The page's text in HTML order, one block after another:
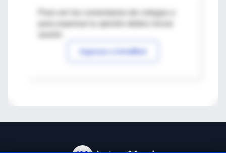
Para ver los comentarios de colegas o
Ingresar a IntraMed